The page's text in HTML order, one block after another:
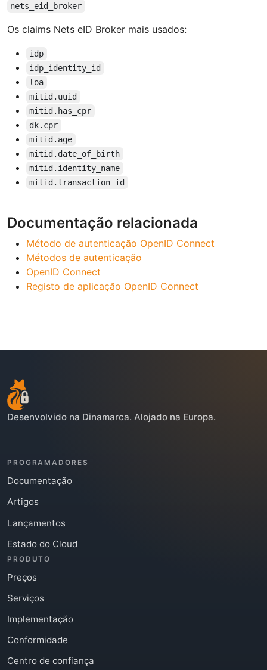
nets_eid_broker
Os claims Nets eID Broker mais usados:
idp
idp_identity_id
loa
mitid.uuid
mitid.has_cpr
dk.cpr
mitid.age
mitid.date_of_birth
mitid.identity_name
mitid.transaction_id
Documentação relacionada
Método de autenticação OpenID Connect
Métodos de autenticação
OpenID Connect
Registo de aplicação OpenID Connect
Desenvolvido na Dinamarca. Alojado na Europa.
PROGRAMADORES
Documentação
Artigos
Lançamentos
Estado do Cloud
PRODUTO
Preços
Serviços
Implementação
Conformidade
Centro de confiança